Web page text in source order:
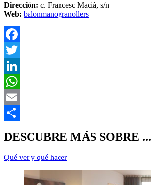
Dirección: c. Francesc Macià, s/n
Web: balonmanogranollers
DESCUBRE MÁS SOBRE ...
Qué ver y qué hacer